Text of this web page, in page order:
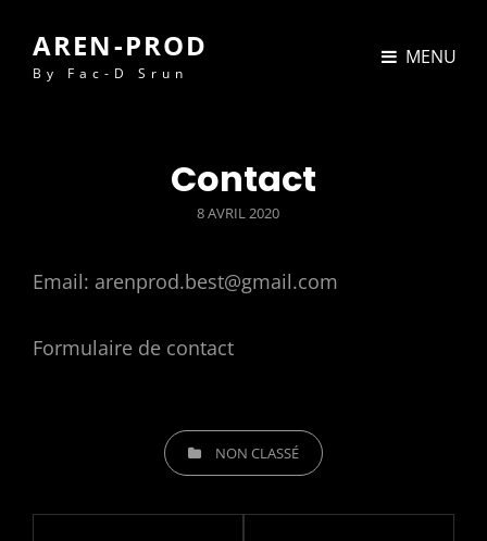
AREN-PROD
By Fac-D Srun
MENU
Contact
POSTED
8 AVRIL 2020
Email: arenprod.best@gmail.com
Formulaire de contact
CATEGORIESNON CLASSÉ